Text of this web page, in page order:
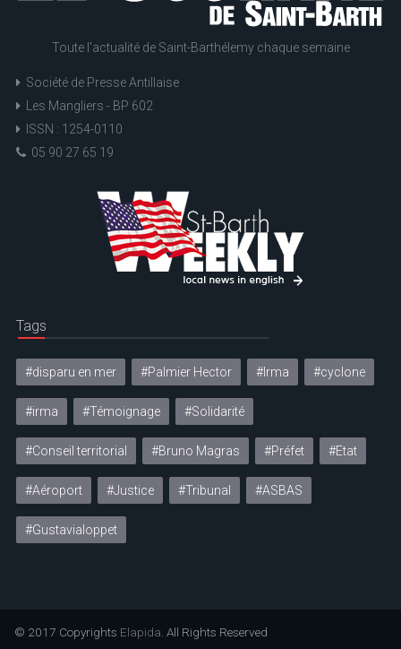
Toute l'actualité de Saint-Barthélemy chaque semaine
Société de Presse Antillaise
Les Mangliers - BP 602
ISSN : 1254-0110
05 90 27 65 19
Tags
#disparu en mer #Palmier Hector #Irma #cyclone
#irma #Témoignage #Solidarité
#Conseil territorial #Bruno Magras #Préfet #Etat
#Aéroport #Justice #Tribunal #ASBAS
#Gustavialoppet
© 2017 Copyrights Elapida . All Rights Reserved